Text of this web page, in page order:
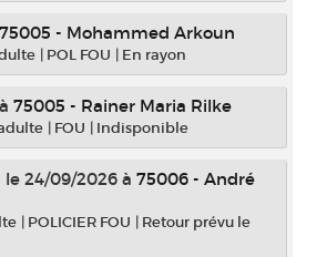
75005 - Mohammed Arkoun
| POL FOU | En rayon
à 75005 - Rainer Maria Rilke
| FOU | Indisponible
24/09/2026 à 75006 - André
| POLICIER FOU | Retour prévu le